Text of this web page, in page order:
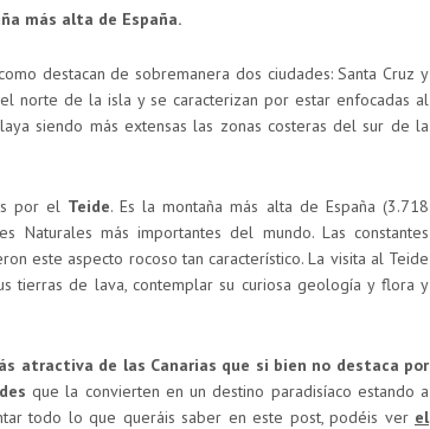
más alta de España.
destacan de sobremanera dos ciudades: Santa Cruz y
norte de la isla y se caracterizan por estar enfocadas al
siendo más extensas las zonas costeras del sur de la
por el Teide. Es la montaña más alta de España (3.718
más importantes del mundo. Las constantes
este aspecto rocoso tan característico. La visita al Teide
tierras de lava, contemplar su curiosa geología y flora y
atractiva de las Canarias que si bien no destaca por
que la convierten en un destino paradisíaco estando a
todo lo que queráis saber en este post, podéis ver el